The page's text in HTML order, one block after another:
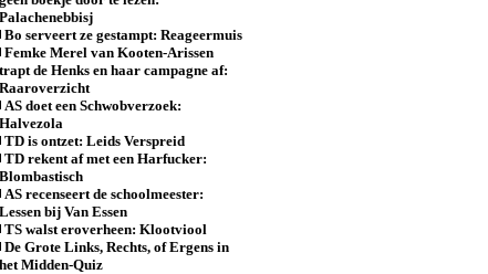
Palachenebbisj
Bo serveert ze gestampt: Reageermuis
Femke Merel van Kooten-Arissen
trapt de Henks en haar campagne af:
Raaroverzicht
AS doet een Schwobverzoek:
Halvezola
TD is ontzet: Leids Verspreid
TD rekent af met een Harfucker:
Blombastisch
AS recenseert de schoolmeester:
Lessen bij Van Essen
TS walst eroverheen: Klootviool
De Grote Links, Rechts, of Ergens in
het Midden-Quiz